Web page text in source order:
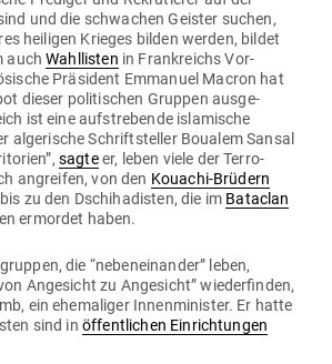
und die schwachen Geister suchen,
hei­ligen Krieges bilden werden, bildet
auchWahl­listen in Frank­reichs Vor­
Prä­sident Emmanuel Macron hat
dieser poli­ti­schen Gruppen aus­ge­
ist eine auf­stre­bende isla­mische
alge­rische Schrift­steller Boualem Sansal
sagteer, leben viele der Ter­ro­
angreifen, von den Kouachi-Brüdern
zu den Dschi­ha­disten, die im Bataclan
ermordet haben.
die “neben­ein­ander” leben,
Ange­sicht zu Ange­sicht” wie­der­finden,
ein ehe­ma­liger Innen­mi­nister. Er hatte
sind in öffent­lichen Ein­rich­tungen